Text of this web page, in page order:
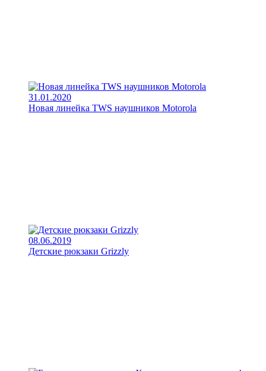
31.01.2020
Новая линейка TWS наушников Motorola
08.06.2019
Детские рюкзаки Grizzly